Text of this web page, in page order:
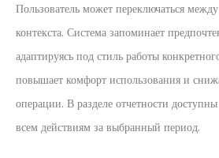
Пользователь может переключаться
контекста. Система запоминает
адаптируясь под стиль работы
повышает комфорт использования и
операции. В разделе отчетности
всем действиям за выбранный период.